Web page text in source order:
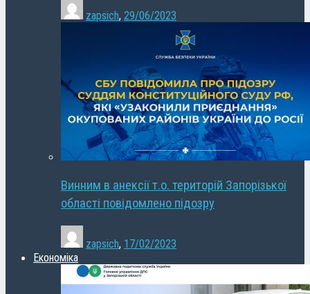
zapsich, 29/06/2023
Винним в анексії т.о. територій Запорізької
області повідомлено підозру
zapsich, 17/02/2023
Економіка